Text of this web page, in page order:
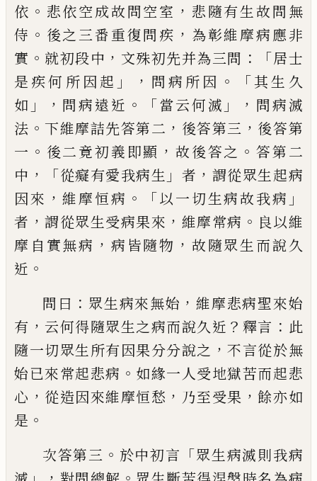
依 。 悲依空成故問空室 ， 悲隨有生故問無
侍 。 後之三番重復問疾 ， 為彰維摩病應非
實 。 就初段中 ， 文殊初先并為三問 ：「居士
是疾何所因起 」， 問病所 因 。「其生久
如 」， 問病遠近 。「當云何滅 」， 問病滅
法 。 下維摩詰先答第二 ， 後答第三 ， 後答第
一 。 後二竟初義即顯 ， 故後答之 。 答第二
中 ，「從癡有愛我病生 」 者 ， 謂從眾生起病
因來 ，維摩恒病 。「以一切生病故我病 」
者 ，謂從眾生受病果來 ， 維摩常病 。 良以維
摩自實無病 ， 病皆隨物 ， 故隨眾生而說久
近 。
問曰 ： 眾生病來無始 ，維摩悲病聖來始
有 ， 云何得隨眾生之病而說久近 ？ 釋言 ： 此
隨一切眾生所有因果分分說之 ，不言從於無
始已來常起悲病 。 如緣一人受地獄苦而起悲
心 ， 從造因來維摩恒愁 ， 乃至受果 ，餘亦如
是 。
次答第三 。 於中初言 「眾生病滅則我病